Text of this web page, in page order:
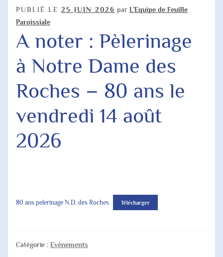
Notre Paroisse
enfant
Je souhaite…
Agenda Paroissial
Horaires des Messes
Jubilé 2025
PUBLIÉ LE 25 JUIN 2026 par L’Equipe de Feuille
Paroissiale
A noter : Pèlerinage
à Notre Dame des
Roches – 80 ans le
vendredi 14 août
2026
80 ans pelerinage N.D. des Roches Télécharger
Catégorie : Evènements